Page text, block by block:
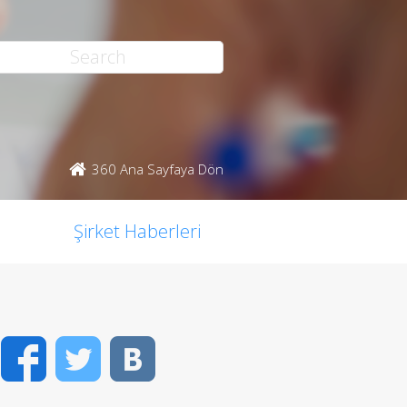
360 Ana Sayfaya Dön
Şirket Haberleri
FacebookTwitter